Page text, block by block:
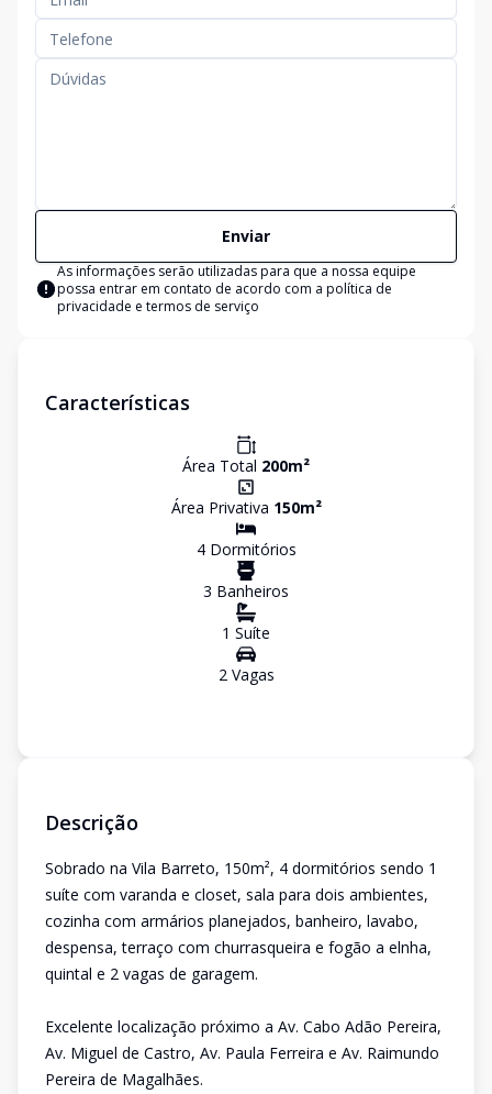
Enviar
As informações serão utilizadas para que a nossa equipe
possa entrar em contato de acordo com a política de
privacidade e termos de serviço
Características
Área Total 200m²
Área Privativa 150m²
4Dormitórios
3 Banheiros
1 Suíte
2Vagas
Descrição
Sobrado na Vila Barreto, 150m², 4 dormitórios sendo 1
suíte com varanda e closet, sala para dois ambientes,
cozinha com armários planejados, banheiro, lavabo,
despensa, terraço com churrasqueira e fogão a elnha,
quintal e 2 vagas de garagem.
Excelente localização próximo a Av. Cabo Adão Pereira,
Av. Miguel de Castro, Av. Paula Ferreira e Av. Raimundo
Pereira de Magalhães.